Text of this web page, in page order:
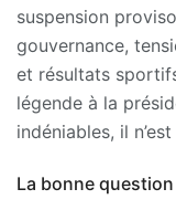
suspension
gouvernance,
et résultats
légende à la
indéniables, il
La bonne